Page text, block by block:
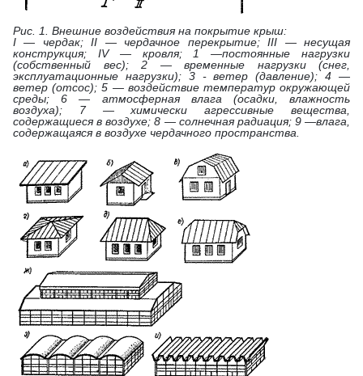
Рис. 1. Внешние воздействия на покрытие крыш:
I — чердак; II — чердачное перекрытие; III — несущая
конструкция; IV — кровля; 1 —постоянные нагрузки
(собственный вес); 2 — временные нагрузки (снег,
эксплуатационные нагрузки); 3 - ветер (давление); 4 —
ветер (отсос); 5 — воздействие температур окружающей
среды; 6 — атмосферная влага (осадки, влажность
воздуха); 7 — химически агрессивные вещества,
содержащиеся в воздухе; 8 — солнечная радиация; 9 —влага,
содержащаяся в воздухе чердачного пространства.